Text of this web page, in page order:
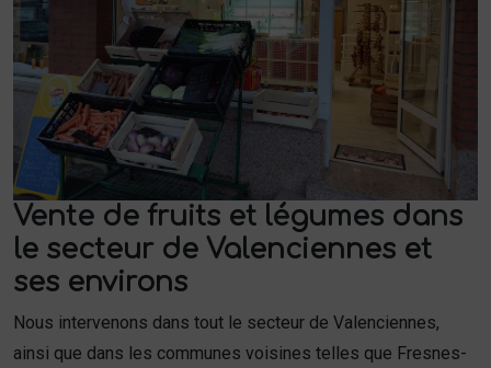
Vente de fruits et légumes dans
le secteur de Valenciennes et
ses environs
Nous intervenons dans tout le secteur de Valenciennes,
ainsi que dans les communes voisines telles que Fresnes-